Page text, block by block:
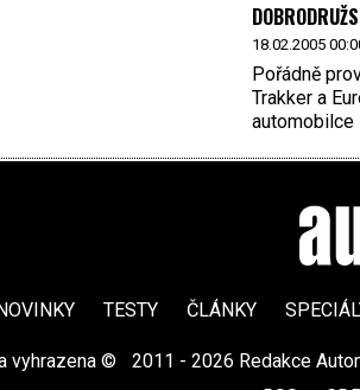
18.02.2005
Pořádně
Trakker a
automobilce
TESTY ČLÁNKY
vyhrazena © 2011 - 2026 Redakce